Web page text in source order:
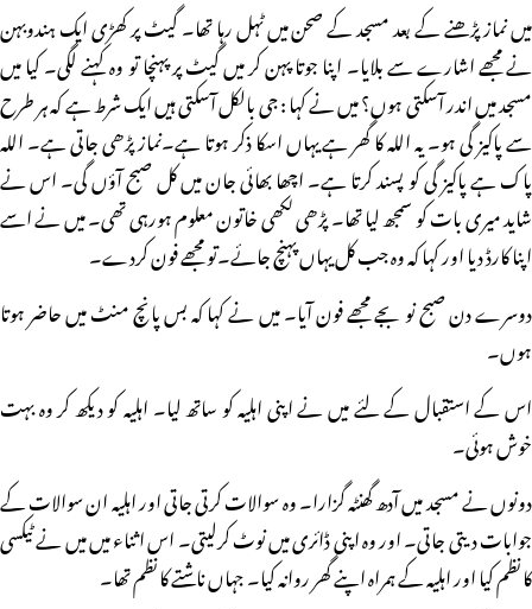
میں نماز پڑھنے کے بعد مسجد کے صحن میں ٹہل رہا تھا۔ گیٹ پر کھڑی ایک ہندوبہن
نے مجھے اشارے سے بلایا۔ اپنا جوتا پہن کر میں گیٹ پر پہنچا تو وہ کہنے لگی۔ کیا میں
مسجد میں اندر آسکتی ہوں؟ میں نے کہا : جی بالکل آسکتی ہیں ایک شرط ہے کہ ہر طرح
سے پاکیز گی ہو۔ یہ اللہ کا گھر ہے یہاں اسکا ذکر ہوتا ہے۔نماز پڑھی جاتی ہے۔ اللہ
پاک ہے پاکیز گی کو پسند کرتا ہے۔ اچھا بھائی جان میں کل صبح آؤں گی۔ اس نے
شاید میری بات کو سمجھ لیا تھا۔ پڑھی لکھی خاتون معلوم ہورہی تھی۔ میں نے اسے
اپنا کارڈ دیا اور کہا کہ وہ جب کل یہاں پہنچ جائے۔تو مجھے فون کردے۔
دوسرے دن صبح نو بجے مجھے فون آیا۔ میں نے کہا کہ بس پانچ منٹ میں حاضر ہوتا
ہوں۔
اس کے استقبال کے لئے میں نے اپنی اہلیہ کو ساتھ لیا۔ اہلیہ کو دیکھ کر وہ بہت
خوش ہوئی۔
دونوں نے مسجد میں آدھ گھنٹہ گزارا۔ وہ سوالات کرتی جاتی اور اہلیہ ان سوالات کے
جوابات دیتی جاتی۔ اور وہ اپنی ڈائری میں نوٹ کرلیتی۔ اس اثناء میں میں نے ٹیکسی
کا نظم کیا اور اہلیہ کے ہمراہ اپنے گھر روانہ کیا۔ جہاں ناشتے کا نظم تھا۔